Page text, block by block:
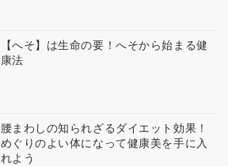
【へそ】は生命の要！へそから始まる健
康法
腰まわしの知られざるダイエット効果！
めぐりのよい体になって健康美を手に入
れよう